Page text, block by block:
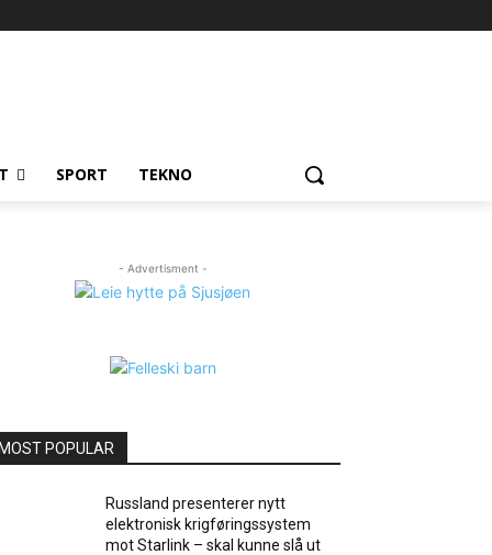
SPORT TEKNO
- Advertisment -
MOST POPULAR
Russland presenterer nytt
elektronisk krigføringssystem
mot Starlink – skal kunne slå ut